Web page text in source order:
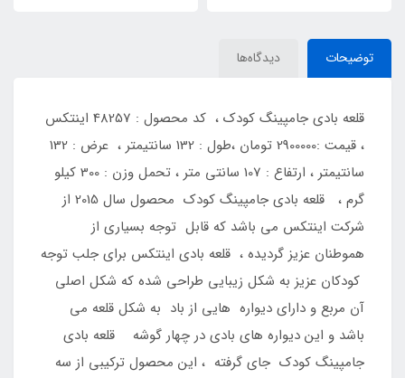
توضیحات دیدگاه‌ها
قلعه بادی جامپینگ کودک ، کد محصول : 48257 اینتکس
، قیمت :2900000 تومان ،طول : 132 سانتیمتر ، عرض : 132
سانتیمتر ، ارتفاع : 107 سانتی متر ، تحمل وزن : 300 کیلو
گرم ، قلعه بادی جامپینگ کودک محصول سال 2015 از
شرکت اینتکس می باشد که قابل توجه بسیاری از
هموطنان عزیز گردیده ، قلعه بادی اینتکس برای جلب توجه
کودکان عزیز به شکل زیبایی طراحی شده که شکل اصلی
آن مربع و دارای دیواره هایی از باد به شکل قلعه می
باشد و این دیواره های بادی در چهار گوشه قلعه بادی
جامپینگ کودک جای گرفته ، این محصول ترکیبی از سه